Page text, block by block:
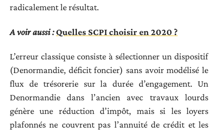
radicalement le résultat.
A voir aussi :Quelles SCPI choisir en 2020 ?
L’erreur classique consiste à sélectionner un dispositif
(Denormandie, déficit foncier) sans avoir modélisé le
flux de trésorerie sur la durée d’engagement. Un
Denormandie dans l’ancien avec travaux lourds
génère une réduction d’impôt, mais si les loyers
plafonnés ne couvrent pas l’annuité de crédit et les